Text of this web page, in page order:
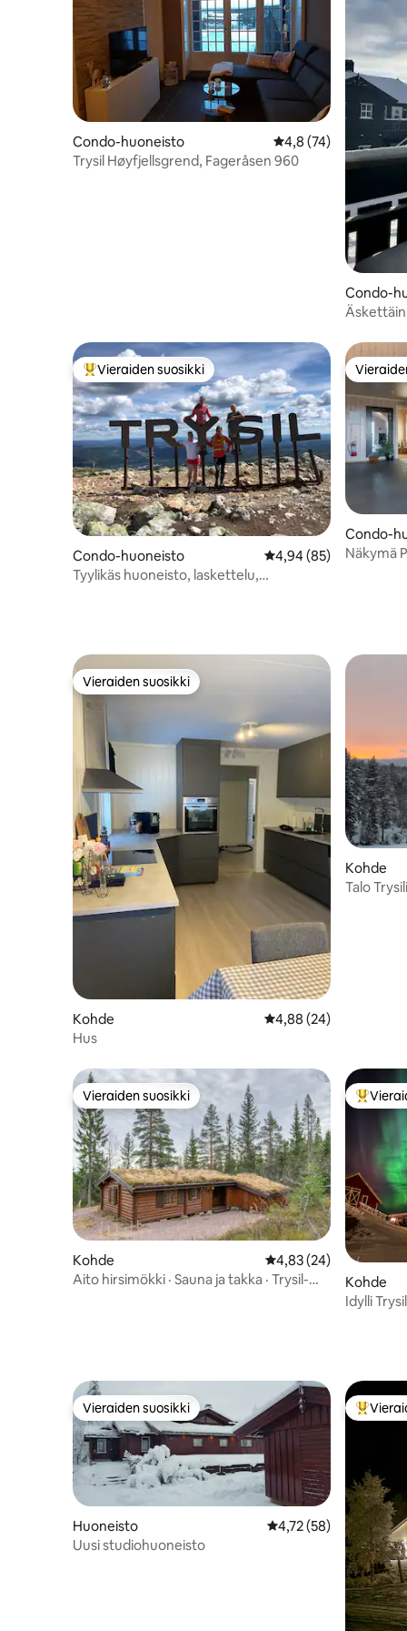
Condo-huoneisto Keskimääräinen
4,8 (74)
Trysil Høyfjellsgrend, Fageråsen 960
Condo-
Vieraiden suosikkien parhaimmistoa
Vieraiden suosikki
Condo-huoneisto Keskimääräinen arvio
4,94 (85)
Tyylikäs huoneisto, laskettelu,
Condo-
Näkymä
Vieraiden suosikki
Vieraiden suosikki
Kohde Keskimääräinen arvio
4,88 (24)
Hus
Kohde
Talo
Vieraiden suosikki
Vieraiden suosikki
Kohde Keskimääräinen arvio
4,83 (24)
Aito hirsimökki · Sauna ja takka · Trysil-
Kohde
Idylli
Vieraiden suosikki
Vieraiden suosikki
Huoneisto Keskimääräinen arvio
4,72 (58)
Uusi studiohuoneisto